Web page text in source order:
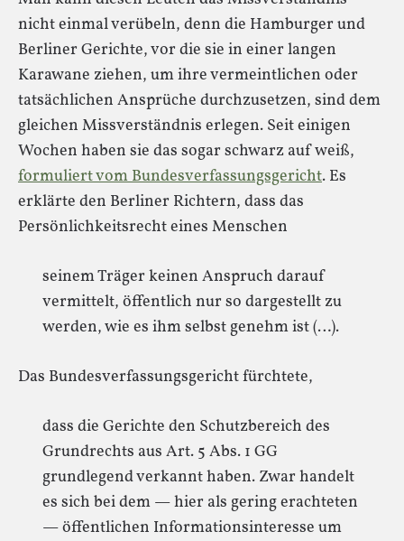
nicht einmal verübeln, denn die Hamburger und
Berliner Gerichte, vor die sie in einer langen
Karawane ziehen, um ihre vermeintlichen oder
tatsächlichen Ansprüche durchzusetzen, sind dem
gleichen Missverständnis erlegen. Seit einigen
Wochen haben sie das sogar schwarz auf weiß,
formuliert vom Bundesverfassungsgericht. Es
erklärte den Berliner Richtern, dass das
Persönlichkeitsrecht eines Menschen
seinem Träger keinen Anspruch darauf
vermittelt, öffentlich nur so dargestellt zu
werden, wie es ihm selbst genehm ist (…).
Das Bundesverfassungsgericht fürchtete,
dass die Gerichte den Schutzbereich des
Grundrechts aus Art. 5 Abs. 1 GG
grundlegend verkannt haben. Zwar handelt
es sich bei dem — hier als gering erachteten
— öffentlichen Informationsinteresse um